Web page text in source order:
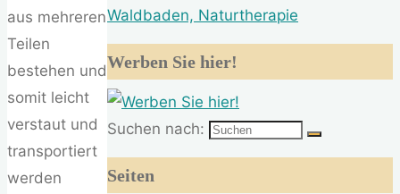
aus mehreren
Teilen
bestehen und
somit leicht
verstaut und
transportiert
werden
Werben Sie hier!
Suchen nach:
Seiten